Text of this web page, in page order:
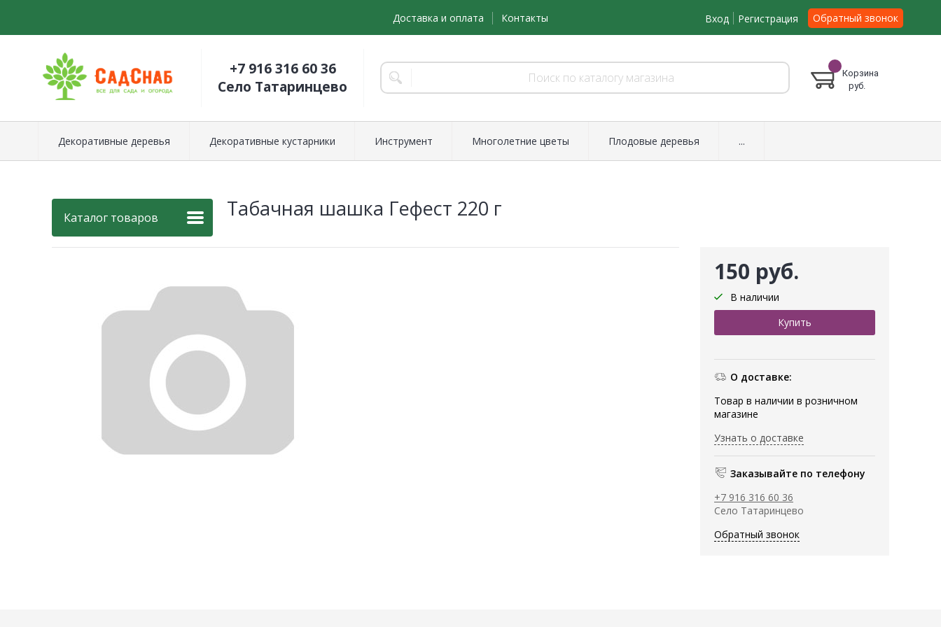
Доставка и оплата Контакты Вход Регистрация Обратный звонок
+7 916 316 60 36
Село Татаринцево
Корзина
руб.
Декоративные деревья Декоративные кустарники Инструмент Многолетние цветы Плодовые деревья ...
Каталог товаров Табачная шашка Гефест 220 г
150 руб.
В наличии
О доставке:
Товар в наличии в розничном
магазине
Узнать о доставке
Заказывайте по телефону
+7 916 316 60 36
Село Татаринцево
Обратный звонок